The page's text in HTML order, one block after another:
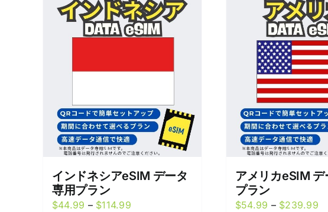
インドネシアeSIM データ
専用プラン
$44.99 – $114.99Price
アメリカeSIM デ
プラン
$54.99 – $239.99